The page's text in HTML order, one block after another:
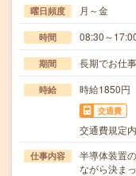
曜日頻度 月～金
時間 08:30～
期間 長期でお仕
時給 時給1850円
交通費
交通費規定
仕事内容
半導体装置
ながら決ま